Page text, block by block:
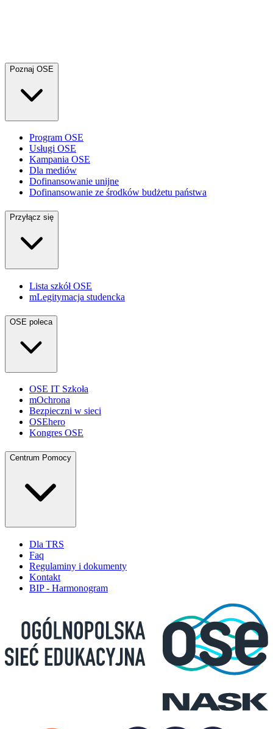
Poznaj OSE
Program OSE
Usługi OSE
Kampania OSE
Dla mediów
Dofinansowanie unijne
Dofinansowanie ze środków budżetu państwa
Przyłącz się
Lista szkół OSE
mLegitymacja studencka
OSE poleca
OSE IT Szkoła
mOchrona
Bezpieczni w sieci
OSEhero
Kongres OSE
Centrum Pomocy
Dla TRS
Faq
Regulaminy i dokumenty
Kontakt
BIP - Harmonogram